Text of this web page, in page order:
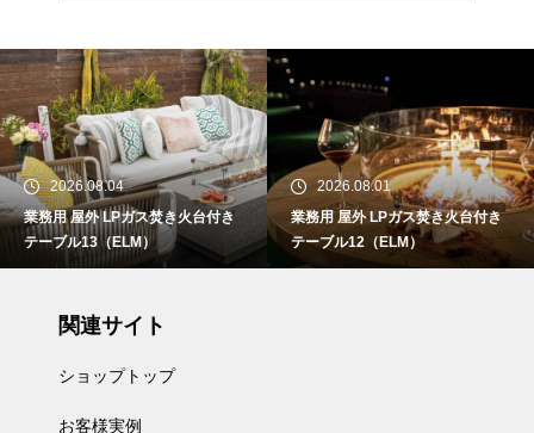
2026.08.04
業務用 屋外 LPガス焚き火台付き
テーブル13（ELM）
2026.08.01
業務用 屋外 LPガス焚き火台付き
テーブル12（ELM）
関連サイト
ショップトップ
お客様実例